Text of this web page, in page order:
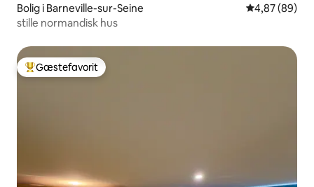
Bolig i Barneville-sur-Seine 4,87 ud af 5 i
4,87 (89)
stille normandisk hus
Bedste gæstefavorit
Gæstefavorit